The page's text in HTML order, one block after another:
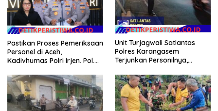
Pastikan Proses Pemeriksaan
Personel di Aceh,
Kadivhumas Polri Irjen. Pol.
Dilaksanakan Secara
Profesional dan Transparan
Unit Turjagwali Satlantas
Polres Karangasem
Terjunkan Personilnya,
dan Blue Light Patrol